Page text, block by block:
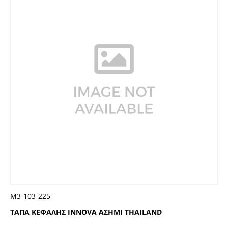
ΤΑΠΑ ΚΕΦΑΛΗΣ INNOVA ΑΣΗΜΙ THAILAND
Μ3-103-225